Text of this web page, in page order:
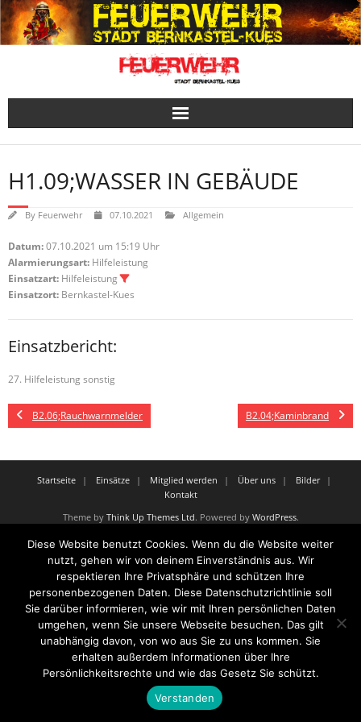
Skip
to
content
H1.09;WASSER IN GEBÄUDE
By Feuerwehr 07.10.2021 Allgemein
Datum:07.10.2021 um 15:19 Uhr
Alarmierungsart: Hilfeleistung
Einsatzart: Hilfeleistung
Einsatzort: Bernkastel-Kues
Einsatzbericht:
27. Hilfeleistung sonstig
B2.06;Rauchwarnmelder B2.04;Kaminbrand
Startseite Einsätze Mitglied werden Über uns
Bilder
Kontakt
Theme by Think Up Themes Ltd. Powered by WordPress.
Diese Website benutzt Cookies. Wenn du die Website weiter
nutzt, gehen wir von deinem Einverständnis aus. Wir
respektieren Ihre Privatsphäre und schützen Ihre
personenbezogenen Daten. Diese Datenschutzrichtlinie soll
Sie darüber informieren, wie wir mit Ihren persönlichen Daten
umgehen, wenn Sie unsere Webseite besuchen. Das gilt
unabhängig davon, von wo aus Sie zu uns kommen. Sie
erhalten außerdem Informationen über Ihre
Persönlichkeitsrechte und wie das Gesetz Sie schützt.
Verstanden